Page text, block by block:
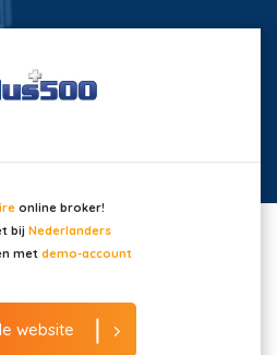
online broker!
bij Nederlanders
met demo-account
website